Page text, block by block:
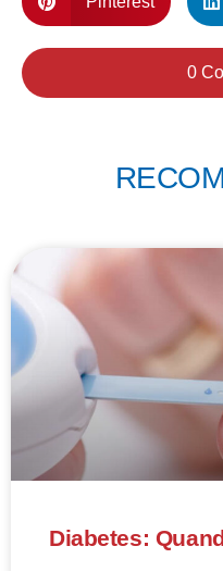
0
Diabetes: